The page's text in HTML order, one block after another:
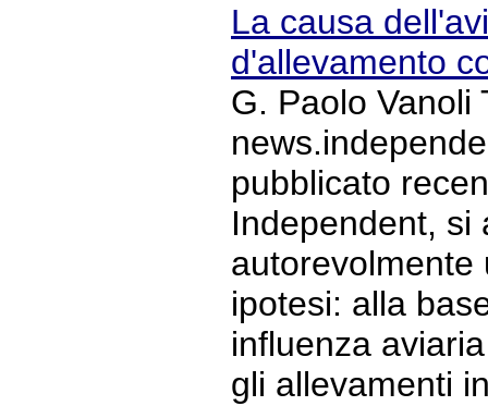
La causa
d'allevamento
G. Paolo Vanoli
pubblicato
Independent, si
autorevolmente
ipotesi: alla
influenza
gli allevamenti